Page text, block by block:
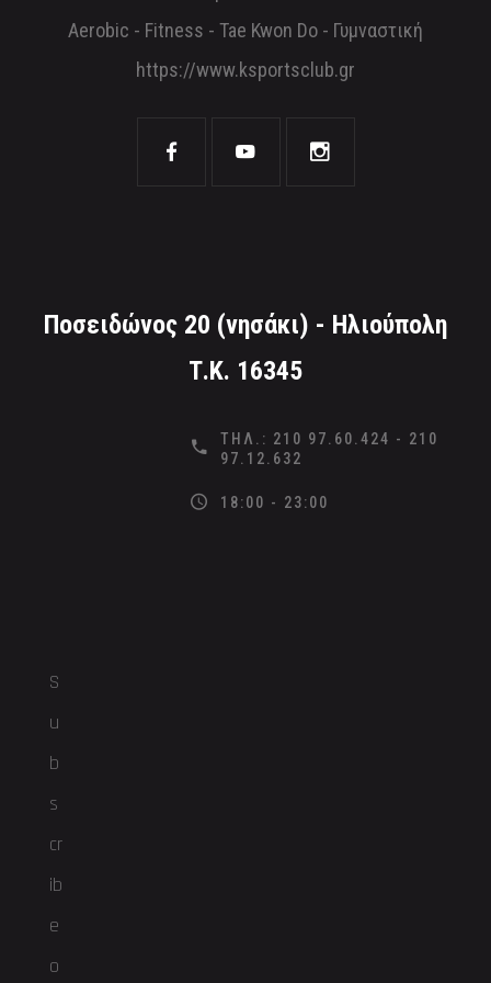
Aerobic - Fitness - Tae Kwon Do - Γυμναστική
https://www.ksportsclub.gr
Ποσειδώνος 20 (νησάκι) - Ηλιούπολη
Τ.Κ. 16345
ΤΗΛ.: 210 97.60.424 - 210
97.12.632
18:00 - 23:00
S
u
b
s
cr
ib
e
o